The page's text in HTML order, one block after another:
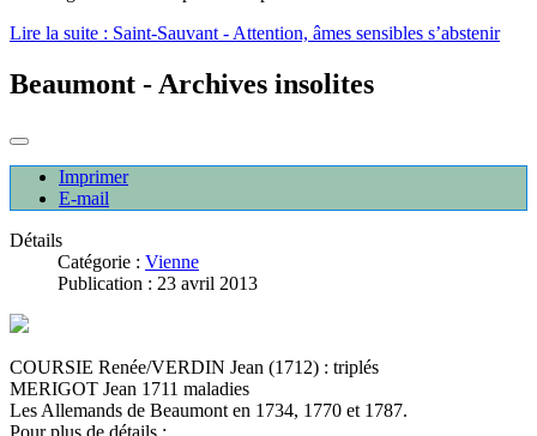
Lire la suite : Saint-Sauvant - Attention, âmes sensibles s’abstenir
Beaumont - Archives insolites
Imprimer
E-mail
Détails
Catégorie : Vienne
Publication : 23 avril 2013
COURSIE Renée/VERDIN Jean (1712) : triplés
MERIGOT Jean 1711 maladies
Les Allemands de Beaumont en 1734, 1770 et 1787.
Pour plus de détails :